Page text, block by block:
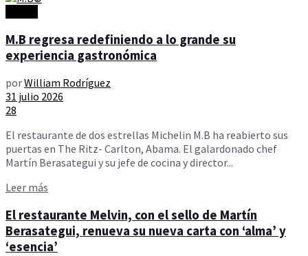
M.B regresa redefiniendo a lo grande su
experiencia gastronómica
porWilliam Rodríguez
31 julio 2026
28
El restaurante de dos estrellas Michelin M.B ha reabierto sus
puertas en The Ritz- Carlton, Abama. El galardonado chef
Martín Berasategui y su jefe de cocina y director...
Leer más
El restaurante Melvin, con el sello de Martín
Berasategui, renueva su nueva carta con ‘alma’ y
‘esencia’